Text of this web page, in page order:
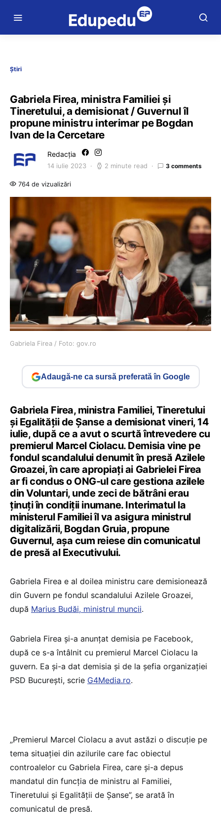
Știri
Gabriela Firea, ministra Familiei și
Tineretului, a demisionat / Guvernul îl
propune ministru interimar pe Bogdan
Ivan de la Cercetare
Redacția
14 iulie 2023 2 minute read 3 comments
764 de vizualizări
Gabriela Firea / Foto: gov.ro
Adaugă-ne ca sursă preferată în Google
Gabriela Firea, ministra Familiei, Tineretului
și Egalității de Șanse a demisionat vineri, 14
iulie, după ce a avut o scurtă întrevedere cu
premierul Marcel Ciolacu. Demisia vine pe
fondul scandalului denumit în presă Azilele
Groazei, în care apropiați ai Gabrielei Firea
ar fi condus o ONG-ul care gestiona azilele
din Voluntari, unde zeci de bătrâni erau
ținuți în condiții inumane. Interimatul la
ministerul Familiei îl va asigura ministrul
digitalizării, Bogdan Gruia, propune
Guvernul, așa cum reiese din comunicatul
de presă al Executivului.
Gabriela Firea e al doilea ministru care demisionează
din Guvern pe fondul scandalului Azilele Groazei,
după Marius Budăi, ministrul muncii.
Gabriela Firea și-a anunțat demisia pe Facebook,
după ce s-a întâlnit cu premierul Marcel Ciolacu la
guvern. Ea și-a dat demisia și de la șefia organizației
PSD București, scrie G4Media.ro.
„Premierul Marcel Ciolacu a avut astăzi o discuție pe
tema situației din azilurile care fac obiectul
controalelor cu Gabriela Firea, care și-a depus
mandatul din funcția de ministru al Familiei,
Tineretului și Egalității de Șanse”, se arată în
comunicatul de presă.